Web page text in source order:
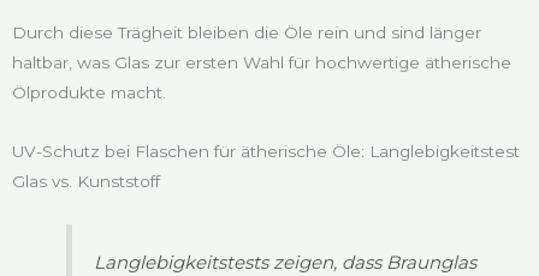
Durch diese Trägheit bleiben die Öle rein und sind länger
haltbar, was Glas zur ersten Wahl für hochwertige ätherische
Ölprodukte macht.
UV-Schutz bei Flaschen für ätherische Öle: Langlebigkeitstest
Glas vs. Kunststoff
Langlebigkeitstests zeigen, dass Braunglas